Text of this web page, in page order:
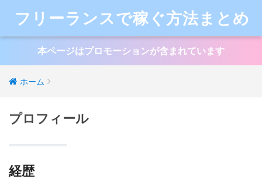
フリーランスで稼ぐ方法まとめ
本ページはプロモーションが含まれています
ホーム
プロフィール
経歴